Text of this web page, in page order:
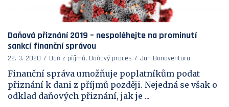
Daňová přiznání 2019 – nespoléhejte na prominutí
sankcí finanční správou
22. 3. 2020 Daň z příjmů, Daňový proces Jan Bonaventura
Finanční správa umožňuje poplatníkům podat
přiznání k dani z příjmů později. Nejedná se však o
odklad daňových přiznání, jak je ...